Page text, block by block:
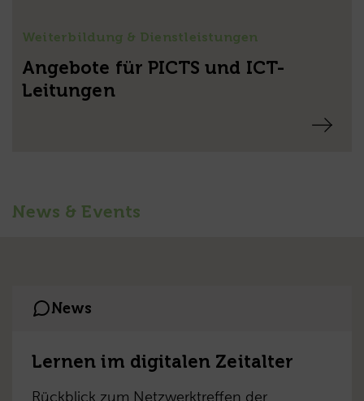
Weiterbildung & Dienstleistungen
Angebote für PICTS und ICT-
Leitungen
News & Events
News
Lernen im digitalen Zeitalter
Rückblick zum Netzwerktreffen der